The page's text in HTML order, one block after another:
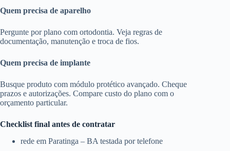
Quem precisa de aparelho
Pergunte por plano com ortodontia. Veja regras de
documentação, manutenção e troca de fios.
Quem precisa de implante
Busque produto com módulo protético avançado. Cheque
prazos e autorizações. Compare custo do plano com o
orçamento particular.
Checklist final antes de contratar
rede em Paratinga – BA testada por telefone